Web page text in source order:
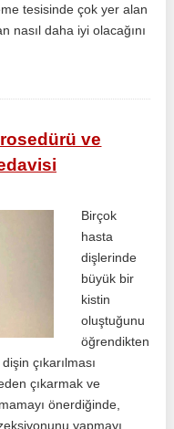
tesisinde çok yer alan
nasıl daha iyi olacağını
ve
Birçok
hasta
dişlerinde
büyük bir
kistin
oluştuğunu
öğrendikten
çıkarılması
çıkarmak ve
önerdiğinde,
yapmayı